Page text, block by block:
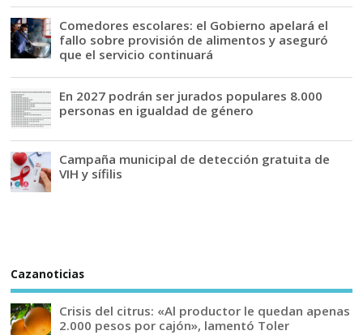
Comedores escolares: el Gobierno apelará el
fallo sobre provisión de alimentos y aseguró
que el servicio continuará
En 2027 podrán ser jurados populares 8.000
personas en igualdad de género
Campaña municipal de detección gratuita de
VIH y sífilis
Cazanoticias
Crisis del citrus: «Al productor le quedan apenas
2.000 pesos por cajón», lamentó Toler